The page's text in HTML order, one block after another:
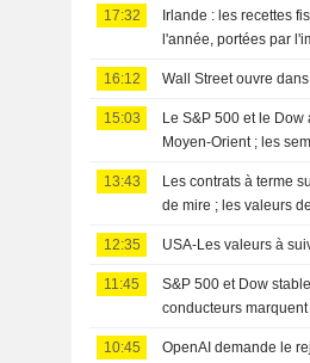
17:32
Irlande : les recettes
l'année, portées par
16:12 Wall Street ouvre
15:03
Le S&P 500 et le
Moyen-Orient ; les
13:43
Les contrats à terme
de mire ; les valeurs
12:35 USA-Les valeurs à
11:45
S&P 500 et Dow
conducteurs
10:45 OpenAI demande le